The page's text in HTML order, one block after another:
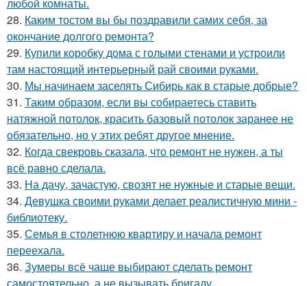
28. Каким тостом вы бы поздравили самих себя, за
окончание долгого ремонта?
29. Купили коробку дома с голыми стенами и устроили
там настоящий интерьерный рай своими руками.
30. Мы начинаем заселять Сибирь как в старые добрые?
31. Таким образом, если вы собираетесь ставить
натяжной потолок, красить базовый потолок заранее не
обязательно, но у этих ребят другое мнение.
32. Когда свекровь сказала, что ремонт не нужен, а ты
всё равно сделала.
33. На дачу, зачастую, свозят не нужные и старые вещи.
34. Девушка своими руками делает реалистичную мини -
библиотеку.
35. Семья в столетнюю квартиру и начала ремонт
переехала.
36. Зумеры всё чаще выбирают сделать ремонт